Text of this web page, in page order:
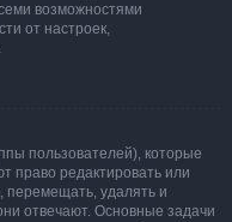
возможностями
от настроек,
пользователей), которые
право редактировать или
перемещать, удалять и
отвечают. Основные задачи